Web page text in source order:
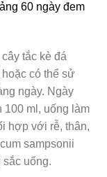
60 ngày đem
tắc kè đá
có thể sử
ngày. Ngày
100 ml, uống làm
hợp với rễ, thân,
sampsonii
uống.